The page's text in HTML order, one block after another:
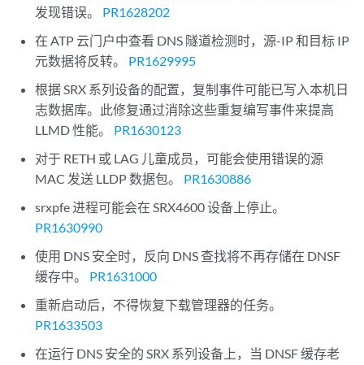
发现错误。 PR1628202
在 ATP 云门户中查看 DNS 隧道检测时，源-IP 和目标 IP
元数据将反转。 PR1629995
根据 SRX 系列设备的配置，复制事件可能已写入本机日
志数据库。此修复通过消除这些重复编写事件来提高
LLMD 性能。 PR1630123
对于 RETH 或 LAG 儿童成员，可能会使用错误的源
MAC 发送 LLDP 数据包。 PR1630886
srxpfe 进程可能会在 SRX4600 设备上停止。
PR1630990
使用 DNS 安全时，反向 DNS 查找将不再存储在 DNSF
缓存中。 PR1631000
重新启动后，不得恢复下载管理器的任务。
PR1633503
在运行 DNS 安全的 SRX 系列设备上，当 DNSF 缓存老